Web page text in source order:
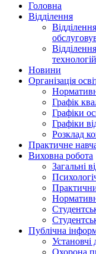
Головна
Відділення
технологій
Новини
Організація
Графік
Графіки
Графіки
Розклад
Практичне
Виховна робота
Загальні
Публічна
Установчі